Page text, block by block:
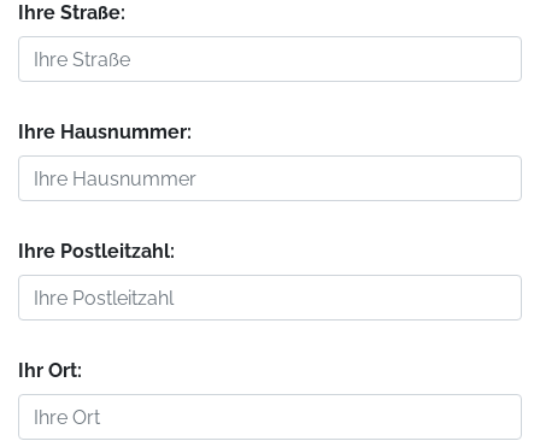
Ihre Straße:
Ihre Hausnummer:
Ihre Postleitzahl:
Ihr Ort: